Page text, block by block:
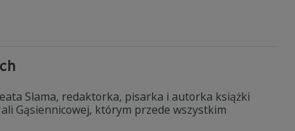
Slama, redaktorka, pisarka i autorka książki
Gąsiennicowej, którym przede wszystkim